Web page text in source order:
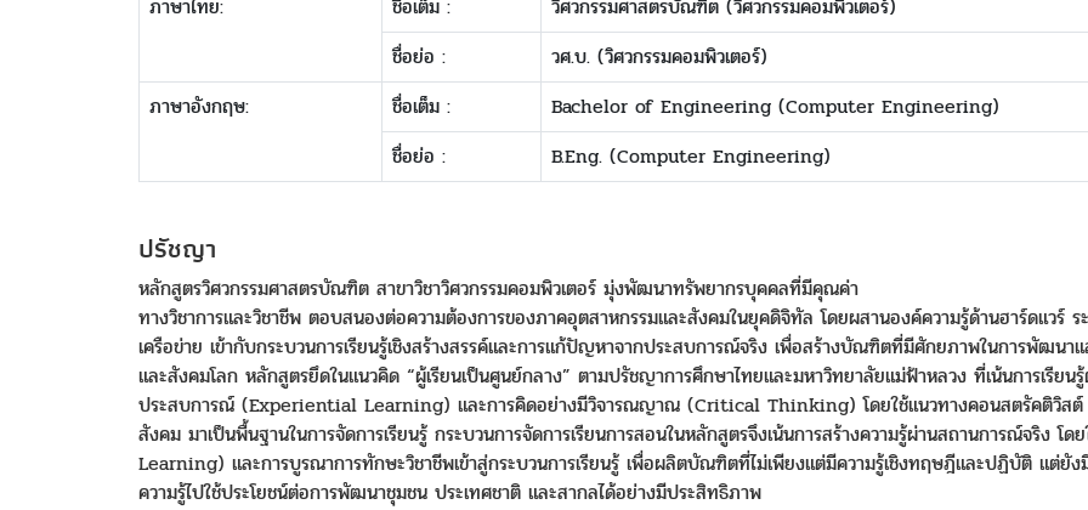
ภาษาไทย: ชื่อเต็ม :
วิศวกรรมศาสตรบัณฑิต (วิศวกรรมคอมพิวเตอร์)
ชื่อย่อ :
วศ.บ. (วิศวกรรมคอมพิวเตอร์)
ภาษาอังกฤษ:
ชื่อเต็ม :
Bachelor of Engineering (Computer Engineering)
ชื่อย่อ :
B.Eng. (Computer Engineering)
ปรัชญา
หลักสูตรวิศวกรรมศาสตรบัณฑิต สาขาวิชาวิศวกรรมคอมพิวเตอร์ มุ่งพัฒนาทรัพยากรบุคคลที่มีคุณค่า
ทางวิชาการและวิชาชีพ ตอบสนองต่อความต้องการของภาคอุตสาหกรรมและสังคมในยุคดิจิทัล โดยผสานองค์ความรู้ด้านฮาร์ดแ
เครือข่าย เข้ากับกระบวนการเรียนรู้เชิงสร้างสรรค์และการแก้ปัญหาจากประสบการณ์จริง เพื่อสร้างบัณฑิตที่มีศักยภาพในการพัฒนาแ
และสังคมโลก หลักสูตรยึดในแนวคิด “ผู้เรียนเป็นศูนย์กลาง” ตามปรัชญาการศึกษาไทยและมหาวิทยาลัยแม่ฟ้าหลวง ที่เน้นการเรี
ประสบการณ์ (Experiential Learning) และการคิดอย่างมีวิจารณญาณ (Critical Thinking) โดยใช้แนวทางคอนสตรัคติวิ
สังคม มาเป็นพื้นฐานในการจัดการเรียนรู้ กระบวนการจัดการเรียนการสอนในหลักสูตรจึงเน้นการสร้างความรู้ผ่านสถานการณ์จริง
Learning) และการบูรณาการทักษะวิชาชีพเข้าสู่กระบวนการเรียนรู้ เพื่อผลิตบัณฑิตที่ไม่เพียงแต่มีความรู้เชิงทฤษฎีและปฏิบัติ แต่
ความรู้ไปใช้ประโยชน์ต่อการพัฒนาชุมชน ประเทศชาติ และสากลได้อย่างมีประสิทธิภาพ